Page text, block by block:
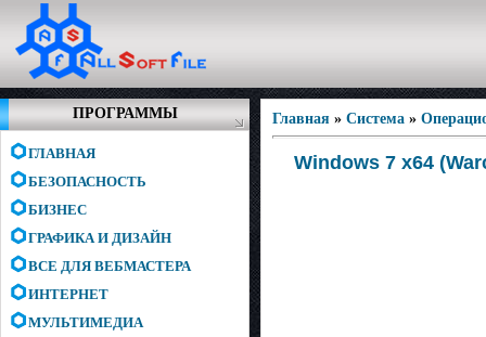
ПРОГРАММЫ
ГЛАВНАЯ
БЕЗОПАСНОСТЬ
БИЗНЕС
ГРАФИКА И ДИЗАЙН
ВСЕ ДЛЯ ВЕБМАСТЕРА
ИНТЕРНЕТ
МУЛЬТИМЕДИА
Главная » Система »
Windows 7 x64